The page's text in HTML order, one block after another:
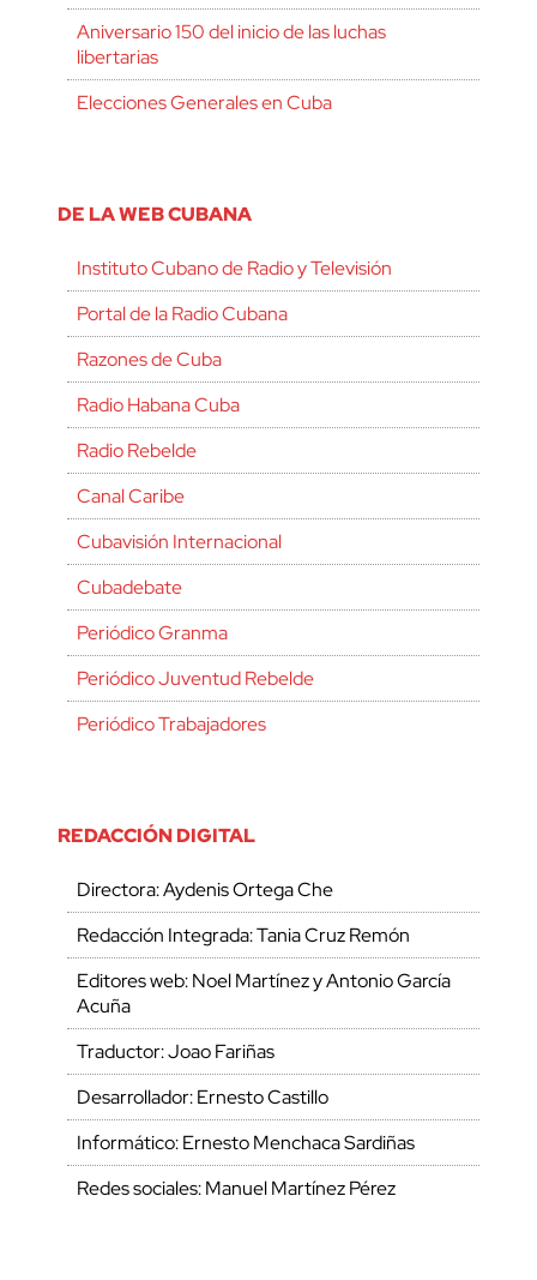
Aniversario 150 del inicio de las luchas
libertarias
Elecciones Generales en Cuba
DE LA WEB CUBANA
Instituto Cubano de Radio y Televisión
Portal de la Radio Cubana
Razones de Cuba
Radio Habana Cuba
Radio Rebelde
Canal Caribe
Cubavisión Internacional
Cubadebate
Periódico Granma
Periódico Juventud Rebelde
Periódico Trabajadores
REDACCIÓN DIGITAL
Directora: Aydenis Ortega Che
Redacción Integrada: Tania Cruz Remón
Editores web: Noel Martínez y Antonio García
Acuña
Traductor: Joao Fariñas
Desarrollador: Ernesto Castillo
Informático: Ernesto Menchaca Sardiñas
Redes sociales: Manuel Martínez Pérez